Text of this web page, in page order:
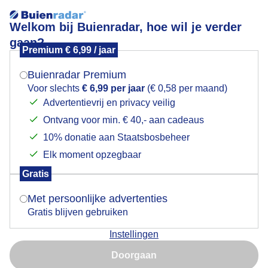
Welkom bij Buienradar, hoe wil je verder
gaan?
Premium € 6,99 / jaar
Buienradar Premium
Voor slechts € 6,99 per jaar (€ 0,58 per maand)
Advertentievrij en privacy veilig
Ontvang voor min. € 40,- aan cadeaus
10% donatie aan Staatsbosbeheer
Elk moment opzegbaar
Gratis
Met persoonlijke advertenties
Gratis blijven gebruiken
Instellingen
Doorgaan
Morgenzon.
Door: Adri Joosse Gemaakt: 14-01-2026, 42x bekeken
Mogen we je locatie gebruiken voor het
Indien je hier nog geen akkoord op hebt gegeven,
verschijnt er zo een pop-up uit je browser waarin
Is goed, toon de popup
Nu niet, misschien later